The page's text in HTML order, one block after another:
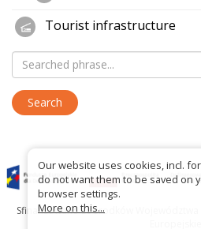
Tourist infrastructure
Sfinansowano ze środków
Our website uses cookies, incl.
do not want them to be saved on
browser settings.
More on this...